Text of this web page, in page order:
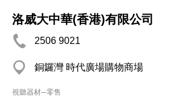
洛威大中華(香港)有限公司
2506 9021
銅鑼灣 時代廣場購物商場
視聽器材─零售